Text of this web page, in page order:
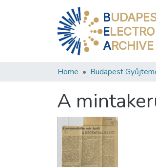
B
E
ARCHIVE
Home Budapest
A